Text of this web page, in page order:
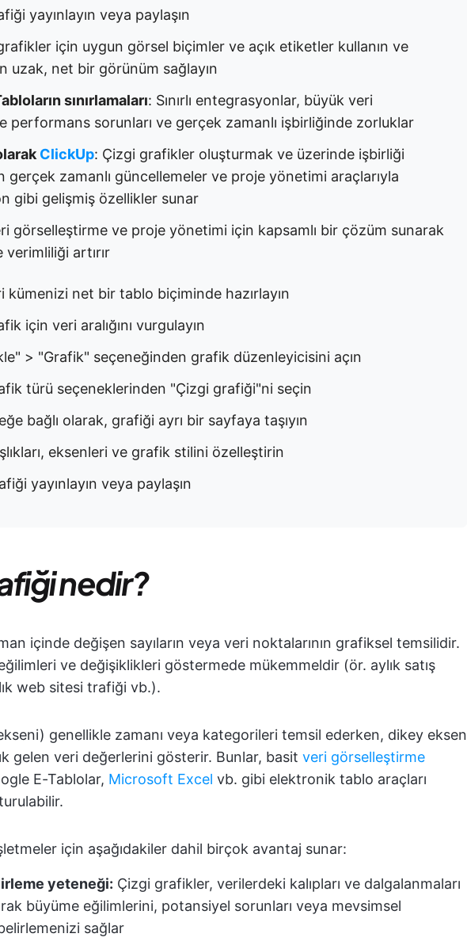
yayınlayın veya paylaşın
için uygun görsel biçimler ve açık etiketler kullanın ve
uzak, net bir görünüm sağlayın
sınırlamaları: Sınırlı entegrasyonlar, büyük veri
performans sorunları ve gerçek zamanlı işbirliğinde zorluklar
ClickUp: Çizgi grafikler oluşturmak ve üzerinde işbirliği
gerçek zamanlı güncellemeler ve proje yönetimi araçlarıyla
gibi gelişmiş özellikler sunar
görselleştirme ve proje yönetimi için kapsamlı bir çözüm sunarak
verimliliği artırır
kümenizi net bir tablo biçiminde hazırlayın
için veri aralığını vurgulayın
> "Grafik" seçeneğinden grafik düzenleyicisini açın
türü seçeneklerinden "Çizgi grafiği"ni seçin
bağlı olarak, grafiği ayrı bir sayfaya taşıyın
eksenleri ve grafik stilini özelleştirin
yayınlayın veya paylaşın
nedir?
içinde değişen sayıların veya veri noktalarının grafiksel temsilidir.
ve değişiklikleri göstermede mükemmeldir (ör. aylık satış
web sitesi trafiği vb.).
genellikle zamanı veya kategorileri temsil ederken, dikey eksen
gelen veri değerlerini gösterir. Bunlar, basit veri görselleştirme
E-Tablolar, Microsoft Excel vb. gibi elektronik tablo araçları
için aşağıdakiler dahil birçok avantaj sunar:
yeteneği: Çizgi grafikler, verilerdeki kalıpları ve dalgalanmaları
büyüme eğilimlerini, potansiyel sorunları veya mevsimsel
sağlar